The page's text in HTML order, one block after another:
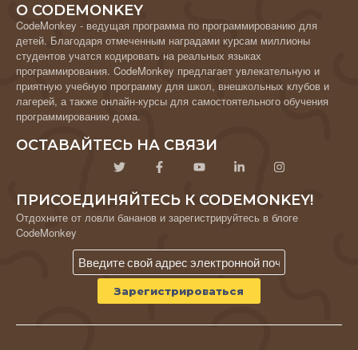
О CODEMONKEY
CodeMonkey - ведущая программа по программированию для
детей. Благодаря отмеченным наградами курсам миллионы
студентов учатся кодировать на реальных языках
программирования. CodeMonkey предлагает увлекательную и
приятную учебную программу для школ, внешкольных клубов и
лагерей, а также онлайн-курсы для самостоятельного обучения
программированию дома.
ОСТАВАЙТЕСЬ НА СВЯЗИ
ПРИСОЕДИНЯЙТЕСЬ К CODEMONKEY!
Отдохните от ловли бананов и зарегистрируйтесь в блоге
CodeMonkey